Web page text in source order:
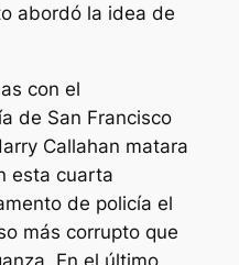
abordó la idea de
con el
de San Francisco
Callahan matara
esta cuarta
de policía el
más corrupto que
En el último